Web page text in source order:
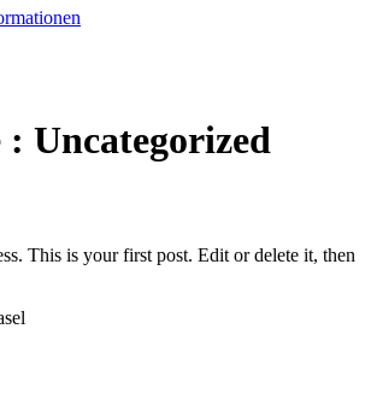
: Uncategorized
This is your first post. Edit or delete it, then